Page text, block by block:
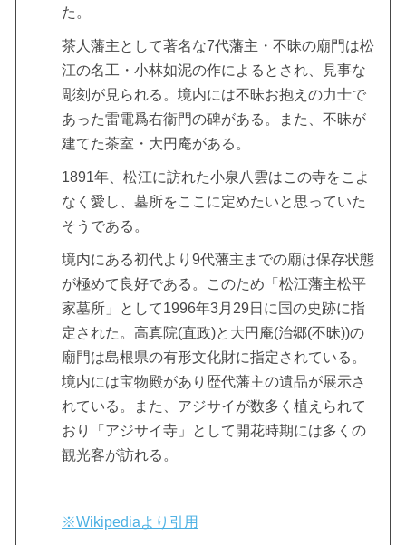
た。
茶人藩主として著名な7代藩主・不昧の廟門は松
江の名工・小林如泥の作によるとされ、見事な
彫刻が見られる。境内には不昧お抱えの力士で
あった雷電爲右衞門の碑がある。また、不昧が
建てた茶室・大円庵がある。
1891年、松江に訪れた小泉八雲はこの寺をこよ
なく愛し、墓所をここに定めたいと思っていた
そうである。
境内にある初代より9代藩主までの廟は保存状態
が極めて良好である。このため「松江藩主松平
家墓所」として1996年3月29日に国の史跡に指
定された。高真院(直政)と大円庵(治郷(不昧))の
廟門は島根県の有形文化財に指定されている。
境内には宝物殿があり歴代藩主の遺品が展示さ
れている。また、アジサイが数多く植えられて
おり「アジサイ寺」として開花時期には多くの
観光客が訪れる。
※Wikipediaより引用